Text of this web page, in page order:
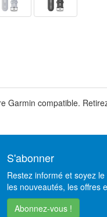
compatible.
S'abonner
Restez informé et soyez
les nouveautés, les offres
Abonnez-vous !